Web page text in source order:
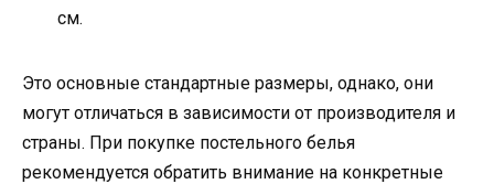
см.
Это основные стандартные размеры, однако, они
могут отличаться в зависимости от производителя и
страны. При покупке постельного белья
рекомендуется обратить внимание на конкретные